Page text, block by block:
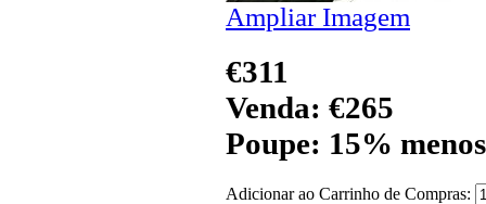
Ampliar Imagem
€311
Venda: €265
Poupe: 15% menos
Adicionar ao Carrinho de Compras: